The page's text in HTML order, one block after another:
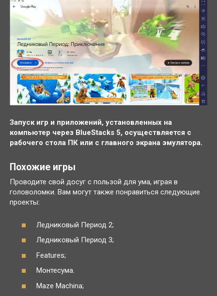
Запуск игр и приложений, установленных на
компьютер через BlueStacks 5, осуществляется с
рабочего стола ПК или с главного экрана эмулятора.
Похожие игры
Проводите свой досуг с пользой для ума, играя в
головоломки. Вам могут также понравиться следующие
проекты:
Ледниковый Период 2;
Ледниковый Период 3;
Features;
Монтесума.
Maze Machina;